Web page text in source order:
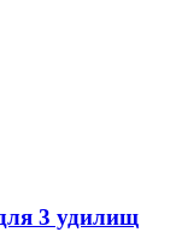
3 удилищ